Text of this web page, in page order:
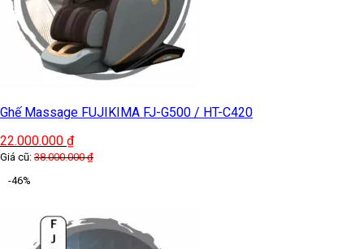
Ghế Massage FUJIKIMA FJ-G500 / HT-C420
22.000.000 ₫
Giá cũ: 38.000.000₫
-46%